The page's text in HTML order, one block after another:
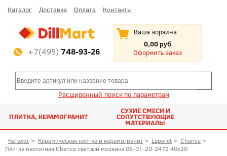
Каталог Доставка Оплата Контакты
+7(495) 748-93-26
Ваша корзина
0,00 руб
Оформить заказ
Расширенный поиск по параметрам
ПЛИТКА, КЕРАМОГРАНИТ
СУХИЕ СМЕСИ И
СОПУТСТВУЮЩИЕ
МАТЕРИАЛЫ
Каталог > Керамическая плитка и керамогранит > Laparet > Chance >
Плитка настенная Chance светлый мозаика 08-01-20-2472 40x20